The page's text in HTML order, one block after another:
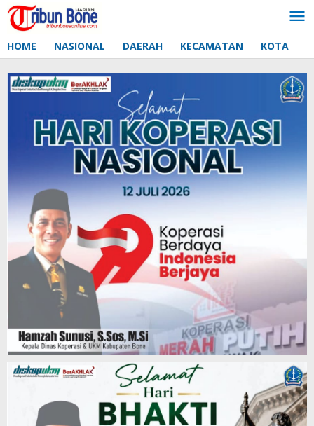
Lewati
ke
HOME NASIONAL DAERAH KECAMATAN KOTA